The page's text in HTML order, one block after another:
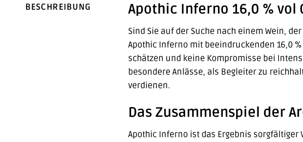
BESCHREIBUNG Apothic Inferno 16,0 %
Sind Sie auf der Suche nach einem Wein,
Apothic Inferno mit beeindruckenden 16,0
schätzen und keine Kompromisse bei
besondere Anlässe, als Begleiter zu
verdienen.
Das Zusammenspiel der
Apothic Inferno ist das Ergebnis